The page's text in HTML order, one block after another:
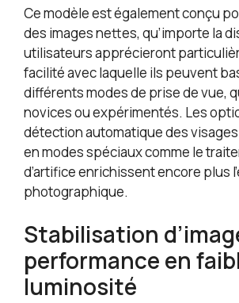
Ce modèle est également conçu
des images nettes, qu’importe la
utilisateurs apprécieront
facilité avec laquelle ils peuvent
différents modes de prise de vue,
novices ou expérimentés. Les
détection automatique des
en modes spéciaux comme le
d’artifice enrichissent encore plus
photographique.
Stabilisation
performance en
luminosité